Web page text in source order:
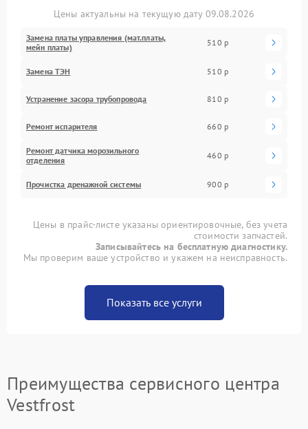
Цены актуальны на текущую дату 09.08.2026
Замена платы управления (мат.платы,
мейн платы)
510 р
Замена ТЭН 510 р
Устранение засора трубопровода 810 р
Ремонт испарителя 660 р
Ремонт датчика морозильного
отделения
460 р
Прочистка дренажной системы 900 р
Цены в прайс-листе указаны ориентировочные, без учета
стоимости запчастей.
Записывайтесь на бесплатную диагностику.
Мы проверим ваше устройство и укажем на неисправность.
Показать все услуги
Преимущества сервисного центра
Vestfrost